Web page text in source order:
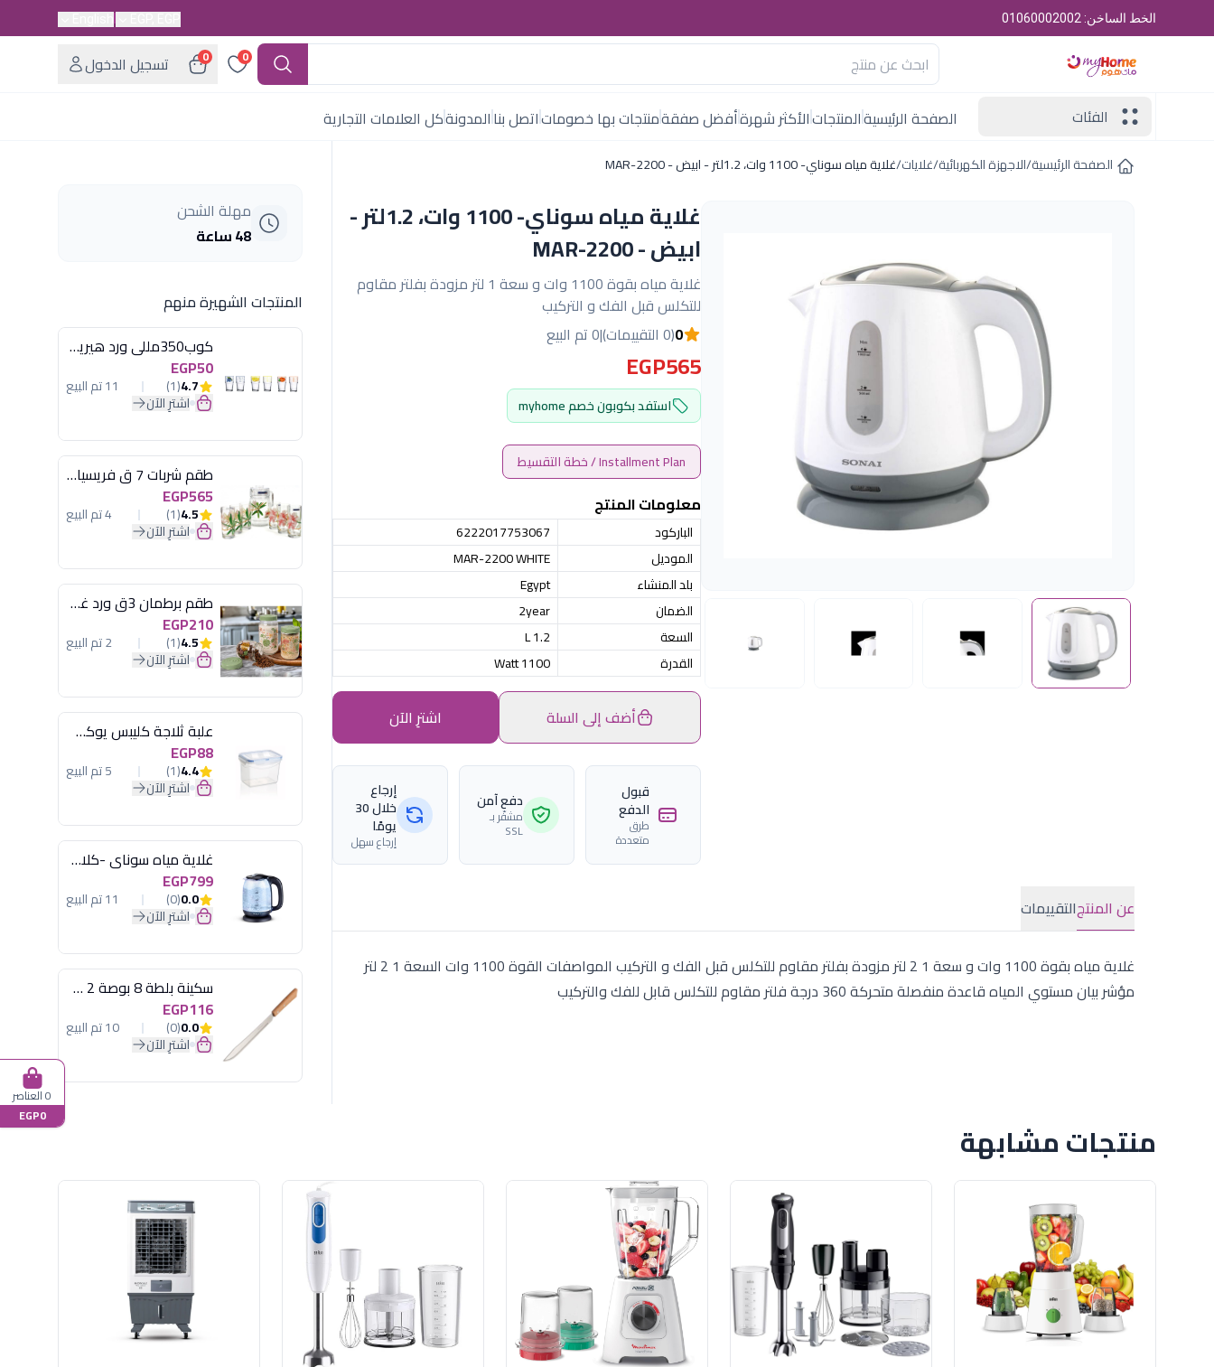
الخط الساخن: 01060002002
0
0
تسجيل الدخول
الفئات
الصفحة الرئيسيةالمنتجاتالأكثر شهرةأفضل صفقةمنتجات بها خصوماتاتصل بناالمدونةكل العلامات التجارية
الصفحة الرئيسية/الاجهزة الكهربائية/غلايات/غلاية مياه سوناي- 1100 وات، 1.2لتر - ابيض - MAR-2200
غلاية مياه سوناي- 1100 وات، 1.2لتر -
ابيض - MAR-2200
غلاية مياه بقوة 1100 وات و سعة 1 لتر مزودة بفلتر مقاوم
للتكلس قبل الفك و التركيب
0(0 التقييمات) |0 تم البيع
EGP565
استفد بكوبون خصم myhome
Installment Plan / خطة التقسيط
معلومات المنتج
الباركود
6222017753067
الموديل
MAR-2200 WHITE
بلد المنشاء
Egypt
الضمان
2year
السعة
1.2 L
القدرة
1100 Watt
أضف إلى السلة اشترِ الآن
قبول
الدفع
طرق
متعددة
دفع آمن
مشفّر بـ
SSL
إرجاع
خلال 30
يومًا
إرجاع سهل
عن المنتجالتقييمات
غلاية مياه بقوة 1100 وات و سعة 1 2 لتر مزودة بفلتر مقاوم للتكلس قبل الفك و التركيب المواصفات القوة 1100 وات السعة 1 2 لتر
مؤشر بيان مستوي المياه قاعدة منفصلة متحركة 360 درجة فلتر مقاوم للتكلس قابل للفك والتركيب
مهلة الشحن
48 ساعة
المنتجات الشهيرة منهم
كوب350مللى ورد هيريفين
EGP50
4.7
(1) 11 تم البيع
اشترِ الآن
طقم شربات 7 ق فريسيا لومينارك
EGP565
4.5
(1) 4 تم البيع
اشترِ الآن
طقم برطمان 3ق ورد غطاء مينت جرين هيريفين
EGP210
4.5
(1) 2 تم البيع
اشترِ الآن
علبة ثلاجة كليبس يوكسان
EGP88
4.4
(1) 5 تم البيع
اشترِ الآن
غلاية مياه سوناي -كلاسيك 2200 وات، 1.7 لتر زجاج اضائة ليد - MAR-3752
EGP799
0.0
(0) 11 تم البيع
اشترِ الآن
سكينة بلطة 8 بوصة 2 مسمار
EGP116
0.0
(0) 10 تم البيع
اشترِ الآن
منتجات مشابهة
0 العناصر
EGP0